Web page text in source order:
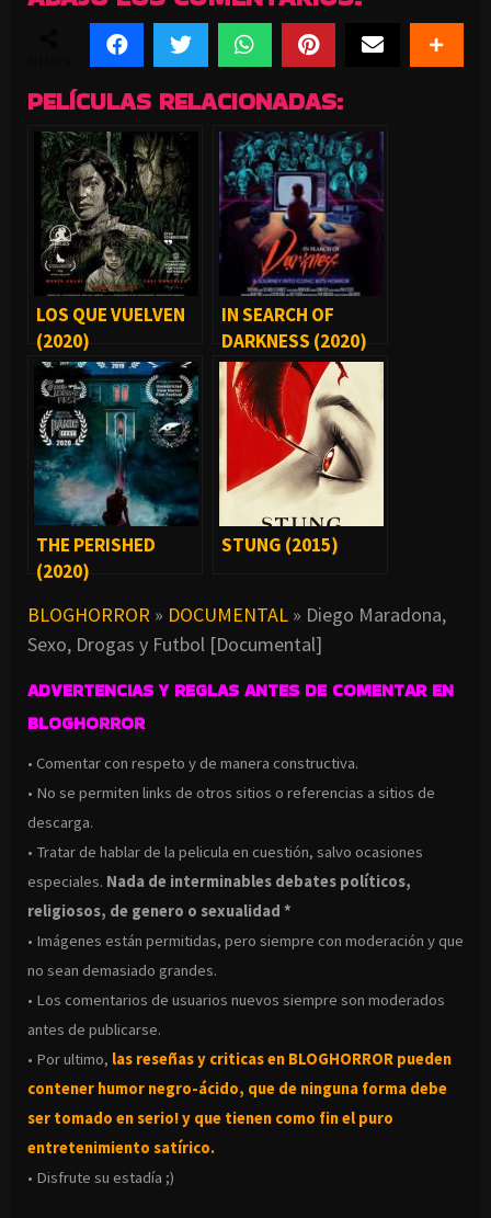
PELÍCULAS RELACIONADAS:
LOS QUE VUELVEN
(2020)
IN SEARCH OF
DARKNESS (2020)
THE PERISHED
(2020)
STUNG (2015)
BLOGHORROR » DOCUMENTAL » Diego Maradona,
Sexo, Drogas y Futbol [Documental]
ADVERTENCIAS Y REGLAS ANTES DE COMENTAR EN
BLOGHORROR
• Comentar con respeto y de manera constructiva.
• No se permiten links de otros sitios o referencias a sitios de
descarga.
• Tratar de hablar de la pelicula en cuestión, salvo ocasiones
especiales. Nada de interminables debates políticos,
religiosos, de genero o sexualidad *
• Imágenes están permitidas, pero siempre con moderación y que
no sean demasiado grandes.
• Los comentarios de usuarios nuevos siempre son moderados
antes de publicarse.
• Por ultimo, las reseñas y criticas en BLOGHORROR pueden
contener humor negro-ácido, que de ninguna forma debe
ser tomado en serio! y que tienen como fin el puro
entretenimiento satírico.
• Disfrute su estadía ;)